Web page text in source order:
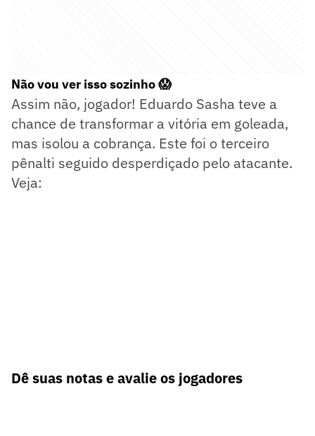
Não vou ver isso sozinho 😱
Assim não, jogador! Eduardo Sasha teve a
chance de transformar a vitória em goleada,
mas isolou a cobrança. Este foi o terceiro
pênalti seguido desperdiçado pelo atacante.
Veja:
Dê suas notas e avalie os jogadores